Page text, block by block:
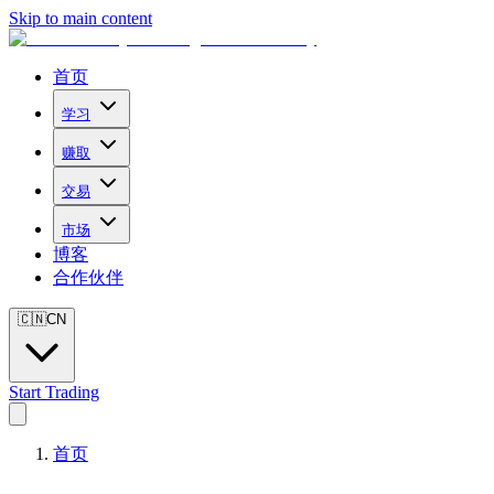
Skip to main content
首页
学习
赚取
交易
市场
博客
合作伙伴
🇨🇳CN
Start Trading
首页